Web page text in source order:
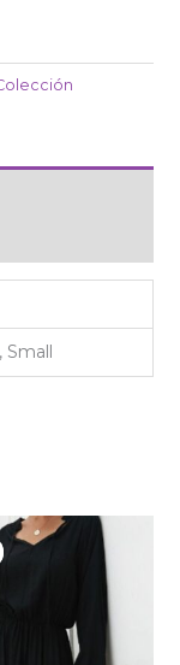
Small
Original Current